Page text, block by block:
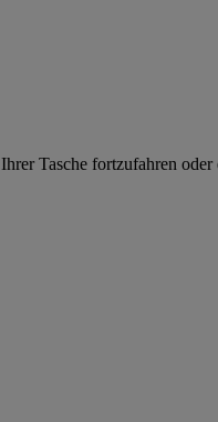
Tasche fortzufahren oder